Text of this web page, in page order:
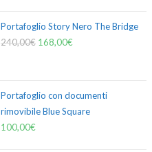
Portafoglio Story Nero The Bridge
240,00€ 168,00€
Portafoglio con documenti
rimovibile Blue Square
100,00€